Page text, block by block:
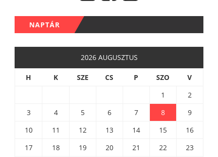
NAPTÁR
2026 AUGUSZTUS
H K SZE CS P SZO
V
1
2
3
4 5 6 7 8
9
10
11 12 13 14 15
16
17
18 19 20 21 22
23